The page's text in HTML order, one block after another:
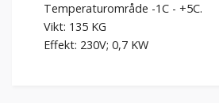
Temperaturområde -1C - +5C.
Vikt: 135 KG
Effekt: 230V; 0,7 KW